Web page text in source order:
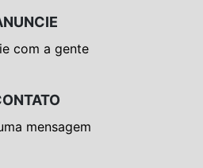
com a gente
mensagem